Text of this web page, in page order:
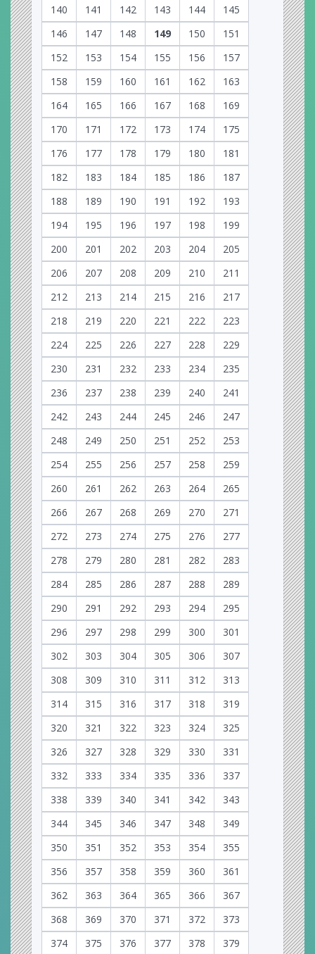
140
141 142 143 144
145
146
147 148 149 150
151
152
153 154 155 156
157
158
159 160 161 162
163
164
165 166 167 168
169
170
171 172 173 174
175
176
177 178 179 180
181
182
183 184 185 186
187
188
189 190 191 192
193
194
195 196 197 198
199
200
201 202 203 204
205
206
207 208 209 210
211
212
213 214 215 216
217
218
219 220 221 222
223
224
225 226 227 228
229
230
231 232 233 234
235
236
237 238 239 240
241
242
243 244 245 246
247
248
249 250 251 252
253
254
255 256 257 258
259
260
261 262 263 264
265
266
267 268 269 270
271
272
273 274 275 276
277
278
279 280 281 282
283
284
285 286 287 288
289
290
291 292 293 294
295
296
297 298 299 300
301
302
303 304 305 306
307
308
309 310 311 312
313
314
315 316 317 318
319
320
321 322 323 324
325
326
327 328 329 330
331
332
333 334 335 336
337
338
339 340 341 342
343
344
345 346 347 348
349
350
351 352 353 354
355
356
357 358 359 360
361
362
363 364 365 366
367
368
369 370 371 372
373
374
375 376 377 378 379